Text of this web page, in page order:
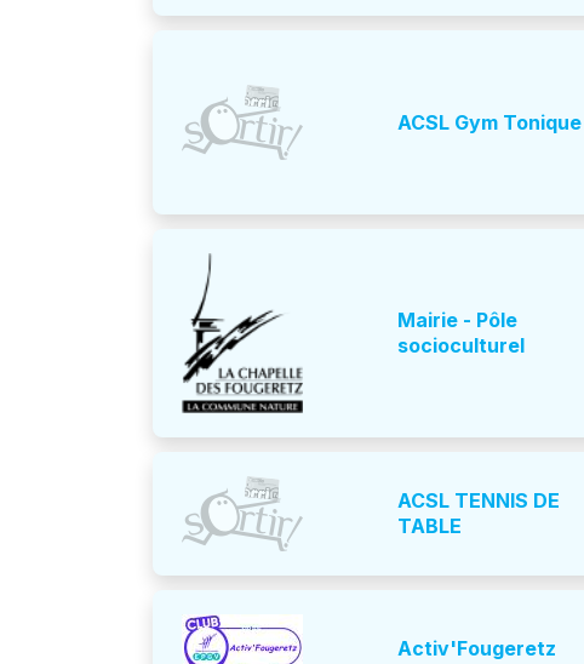
ACSL Gym Tonique
Mairie - Pôle
socioculturel
ACSL TENNIS DE
TABLE
Activ'Fougeretz